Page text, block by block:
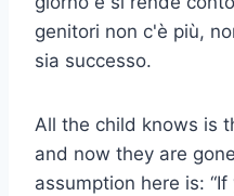
genitori non c'è più,
sia successo.
All the child knows is
and now they are
assumption here is: